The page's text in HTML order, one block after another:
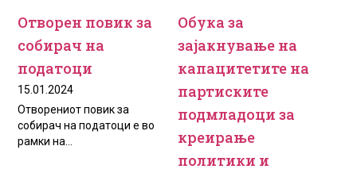
Отворен повик за
собирач на
податоци
15.01.2024
Отворениот повик за
собирач на податоци е во
рамки на...
Обука за
зајакнување на
капацитетите на
партиските
подмладоци за
креирање
политики и